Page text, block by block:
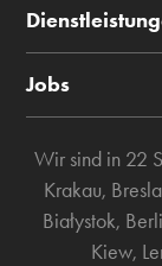
Jobs
Wir sind in 22
Krakau,
Białystok,
Kiew,